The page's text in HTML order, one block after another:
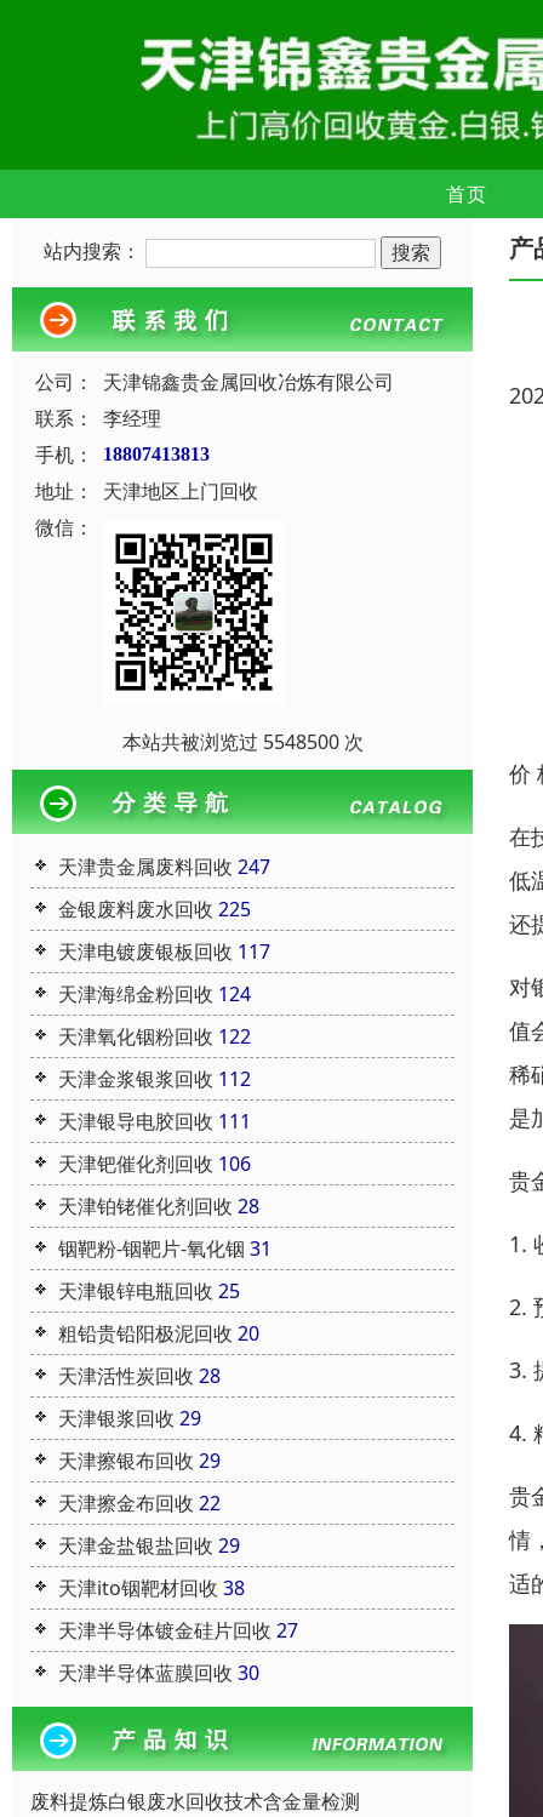
首页
站内搜索：
公司：
天津锦鑫贵金属回收冶炼有限公司
联系：
李经理
手机：
18807413813
地址：
天津地区上门回收
微信：
本站共被浏览过 5548500 次
天津贵金属废料回收 247
金银废料废水回收 225
天津电镀废银板回收 117
天津海绵金粉回收 124
天津氧化铟粉回收 122
天津金浆银浆回收 112
天津银导电胶回收 111
天津钯催化剂回收 106
天津铂铑催化剂回收 28
铟靶粉-铟靶片-氧化铟 31
天津银锌电瓶回收 25
粗铅贵铅阳极泥回收 20
天津活性炭回收 28
天津银浆回收 29
天津擦银布回收 29
天津擦金布回收 22
天津金盐银盐回收 29
天津ito铟靶材回收 38
天津半导体镀金硅片回收 27
天津半导体蓝膜回收 30
废料提炼白银废水回收技术含金量检测
产
价
在
低
还
对
值
稀
是
贵
1.
2.
3.
4.
贵
情
适